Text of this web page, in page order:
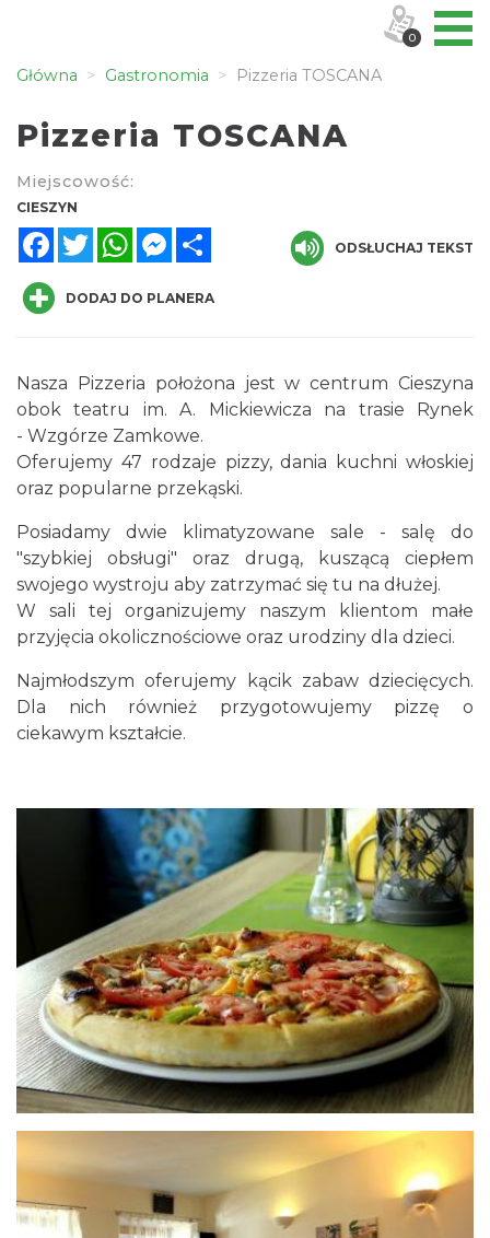
Główna Gastronomia Pizzeria TOSCANA
Pizzeria TOSCANA
Miejscowość:
CIESZYN
FacebookTwitterWhatsAppMessenger
ODSŁUCHAJ TEKST
DODAJ DO PLANERA
Nasza Pizzeria położona jest w centrum Cieszyna
obok teatru im. A. Mickiewicza na trasie Rynek
- Wzgórze Zamkowe.
Oferujemy 47 rodzaje pizzy, dania kuchni włoskiej
oraz popularne przekąski.
Posiadamy dwie klimatyzowane sale - salę do
"szybkiej obsługi" oraz drugą, kuszącą ciepłem
swojego wystroju aby zatrzymać się tu na dłużej.
W sali tej organizujemy naszym klientom małe
przyjęcia okolicznościowe oraz urodziny dla dzieci.
Najmłodszym oferujemy kącik zabaw dziecięcych.
Dla nich również przygotowujemy pizzę o
ciekawym kształcie.
0